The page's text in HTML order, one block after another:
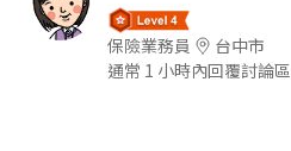
保險業務員
台中市
通常 1 小時內回覆討論區